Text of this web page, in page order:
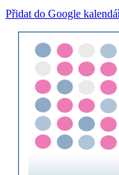
Přidat do Google